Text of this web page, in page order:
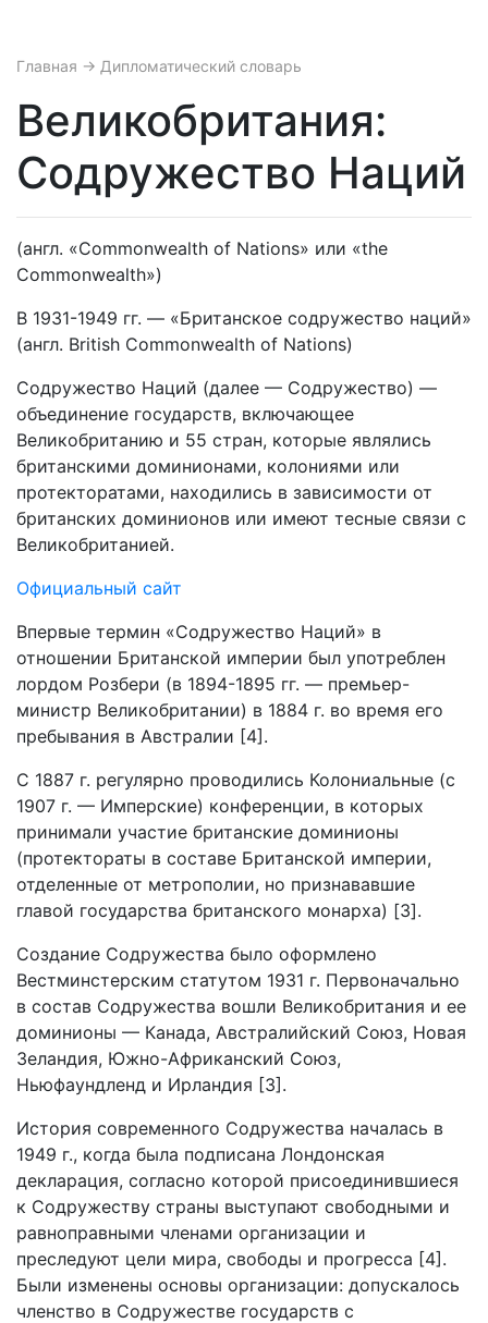
Главная → Дипломатический словарь
Великобритания:
Содружество Наций
(англ. «Commonwealth of Nations» или «the
Commonwealth»)
В 1931-1949 гг. — «Британское содружество наций»
(англ. British Commonwealth of Nations)
Содружество Наций (далее — Содружество) —
объединение государств, включающее
Великобританию и 55 стран, которые являлись
британскими доминионами, колониями или
протекторатами, находились в зависимости от
британских доминионов или имеют тесные связи с
Великобританией.
Официальный сайт
Впервые термин «Содружество Наций» в
отношении Британской империи был употреблен
лордом Розбери (в 1894-1895 гг. — премьер-
министр Великобритании) в 1884 г. во время его
пребывания в Австралии [4].
С 1887 г. регулярно проводились Колониальные (с
1907 г. — Имперские) конференции, в которых
принимали участие британские доминионы
(протектораты в составе Британской империи,
отделенные от метрополии, но признававшие
главой государства британского монарха) [3].
Создание Содружества было оформлено
Вестминстерским статутом 1931 г. Первоначально
в состав Содружества вошли Великобритания и ее
доминионы — Канада, Австралийский Союз, Новая
Зеландия, Южно-Африканский Союз,
Ньюфаундленд и Ирландия [3].
История современного Содружества началась в
1949 г., когда была подписана Лондонская
декларация, согласно которой присоединившиеся
к Содружеству страны выступают свободными и
равноправными членами организации и
преследуют цели мира, свободы и прогресса [4].
Были изменены основы организации: допускалось
членство в Содружестве государств с